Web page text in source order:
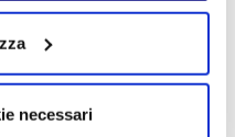
necessari
gli attacchi di panico,
volte anche nell’arco
sembrare paradossale,
se in comorbilità con
del disturbo depressivo)